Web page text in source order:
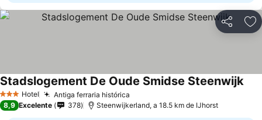
Partilhar
3 EstrelasHotel Antiga ferraria histórica
Stadslogement De Oude Smidse Steenwijk
8,9 Excelente 378 Steenwijkerland, a 18.5 km de IJhorst